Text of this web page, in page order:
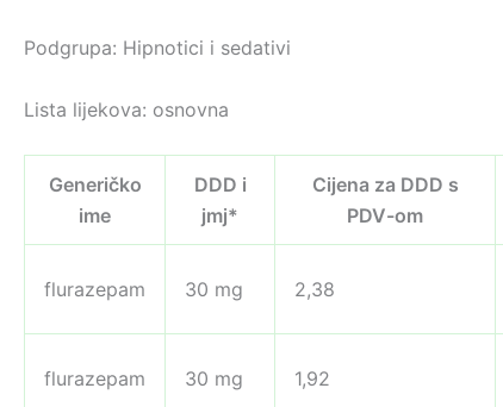
Podgrupa: Hipnotici i sedativi
Lista lijekova: osnovna
Generičko
ime
DDD i
jmj*
Cijena za DDD s
PDV-om
flurazepam 30 mg 2,38
flurazepam 30 mg 1,92